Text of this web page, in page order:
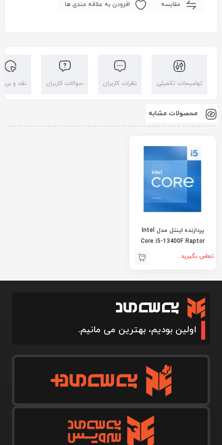
مقایسه افزودن به علاقه مندی ها
توضیحات تکمیلی نظرات کاربران سوالات کاربران نقد و
محصولات مشابه
پردازنده اینتل مدل Intel
Core i5-13400F Raptor
تماس بگیرید
اولین بودیم، بهترین می مانیم.